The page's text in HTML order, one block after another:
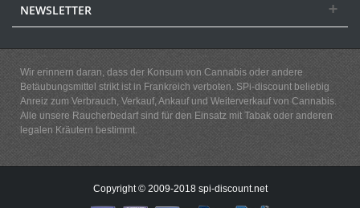
NEWSLETTER
Wir erinnern daran, dass der Konsum von Cannabis oder andere
Betäubungsmittel strikt ist in Frankreich verboten. SPi-discount beliebig
Anreiz zum Verbrauch, Verkauf, Ankauf und Weiterverkauf von Cannabis.
Alle unsere Raucherbedarf sind für den Einsatz mit Tabak oder anderen
legalen Kräutern bestimmt.
Copyright © 2009-2018 spi-discount.net